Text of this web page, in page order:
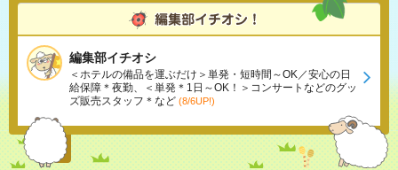
編集部イチオシ
＜ホテルの備品を運ぶだけ＞単発・短時間～OK／安心の日
給保障＊夜勤、＜単発＊1日～OK！＞コンサートなどのグッ
ズ販売スタッフ＊など (8/6UP!)